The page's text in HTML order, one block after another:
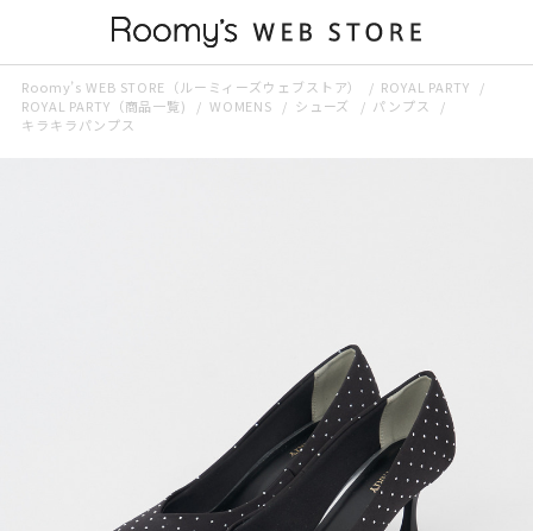
Roomy’s WEB STORE（ルーミィーズウェブストア）
ROYAL PARTY
ROYAL PARTY（商品一覧)
WOMENS シューズ
パンプス
キラキラパンプス